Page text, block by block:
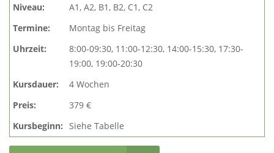
Niveau:
A1, A2, B1, B2, C1, C2
Termine:
Montag bis Freitag
Uhrzeit:
8:00-09:30, 11:00-12:30, 14:00-15:30, 17:30-
19:00, 19:00-20:30
Kursdauer:
4 Wochen
Preis:
379 €
Kursbeginn: Siehe Tabelle